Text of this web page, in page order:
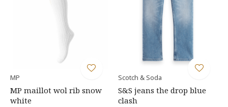
MP
MP maillot wol rib snow
white
Scotch & Soda
S&S jeans the drop blue
clash